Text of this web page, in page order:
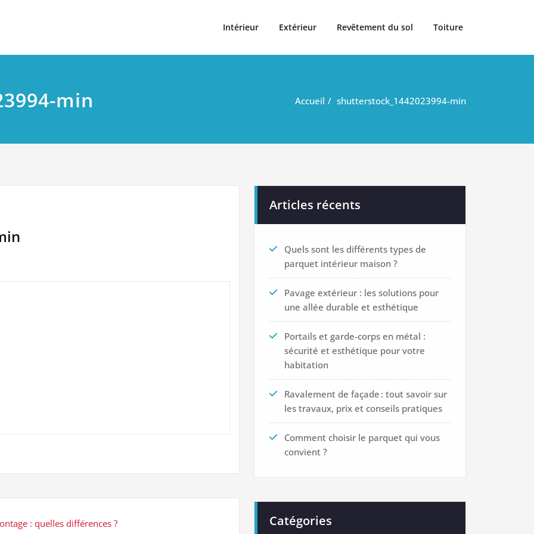
Intérieur Extérieur Revêtement du sol Toiture
min Accueil shutterstock_1442023994-min
: quelles différences ?
Articles récents
Quels sont les différents types de
parquet intérieur maison ?
Pavage extérieur : les solutions pour
une allée durable et esthétique
Portails et garde-corps en métal :
sécurité et esthétique pour votre
habitation
Ravalement de façade : tout savoir sur
les travaux, prix et conseils pratiques
Comment choisir le parquet qui vous
convient ?
Catégories